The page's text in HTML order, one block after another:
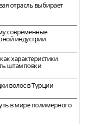
отрасль выбирает
современные
индустрии
характеристики
штамповки
волос в Турции
в мире полимерного